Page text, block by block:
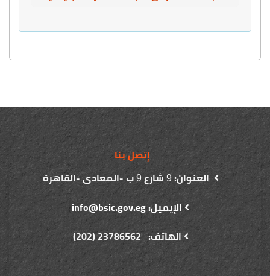
إتصل بنا
العنوان:9 شارع9 ب -المعادى -القاهرة
الإيميل: info@bsic.gov.eg
الهاتف: 23786562 (202)